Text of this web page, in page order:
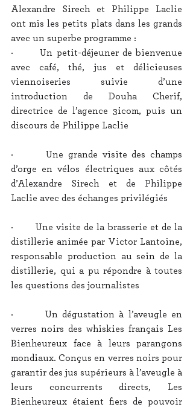
Alexandre Sirech et Philippe Laclie
ont mis les petits plats dans les grands
avec un superbe programme :
·       Un petit-déjeuner de bienvenue
avec café, thé, jus et délicieuses
viennoiseries suivie d’une
introduction de Douha Cherif,
directrice de l’agence 3icom, puis un
discours de Philippe Laclie
·       Une grande visite des champs
d’orge en vélos électriques aux côtés
d’Alexandre Sirech et de Philippe
Laclie avec des échanges privilégiés
·       Une visite de la brasserie et de la
distillerie animée par Victor Lantoine,
responsable production au sein de la
distillerie, qui a pu répondre à toutes
les questions des journalistes
·       Un dégustation à l’aveugle en
verres noirs des whiskies français Les
Bienheureux face à leurs parangons
mondiaux. Conçus en verres noirs pour
garantir des jus supérieurs à l’aveugle à
leurs concurrents directs, Les
Bienheureux étaient fiers de pouvoir